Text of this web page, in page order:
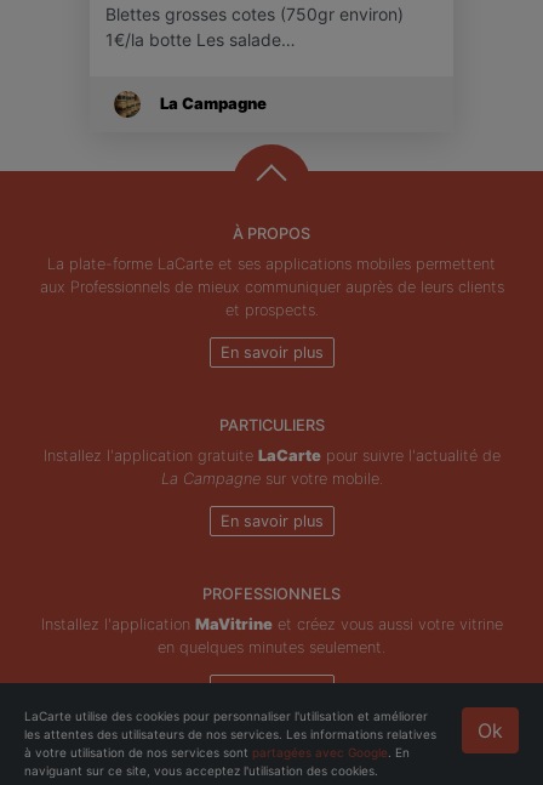
Blettes grosses cotes (750gr environ)
1€/la botte Les salade…
La Campagne
À PROPOS
La plate-forme LaCarte et ses applications mobiles permettent
aux Professionnels de mieux communiquer auprès de leurs clients
et prospects.
En savoir plus
PARTICULIERS
Installez l'application gratuite LaCartepour suivre l'actualité de
La Campagnesur votre mobile.
En savoir plus
PROFESSIONNELS
Installez l'application MaVitrineet créez vous aussi votre vitrine
en quelques minutes seulement.
En savoir plus
Copyright © ZeMAP 2026 - Tous droits réservés. Ok
LaCarte utilise des cookies pour personnaliser l'utilisation et améliorer
les attentes des utilisateurs de nos services. Les informations relatives
à votre utilisation de nos services sont partagées avec Google . En
naviguant sur ce site, vous acceptez l'utilisation des cookies.